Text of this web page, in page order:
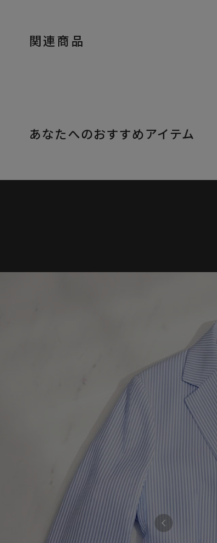
関連商品
あなたへのおすすめアイテム